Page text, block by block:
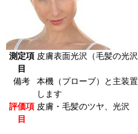
測定項
目
皮膚表面光沢（毛髪の光沢
備考
本機（プローブ）と主装
します
評価項
目
皮膚・毛髪のツヤ、光沢